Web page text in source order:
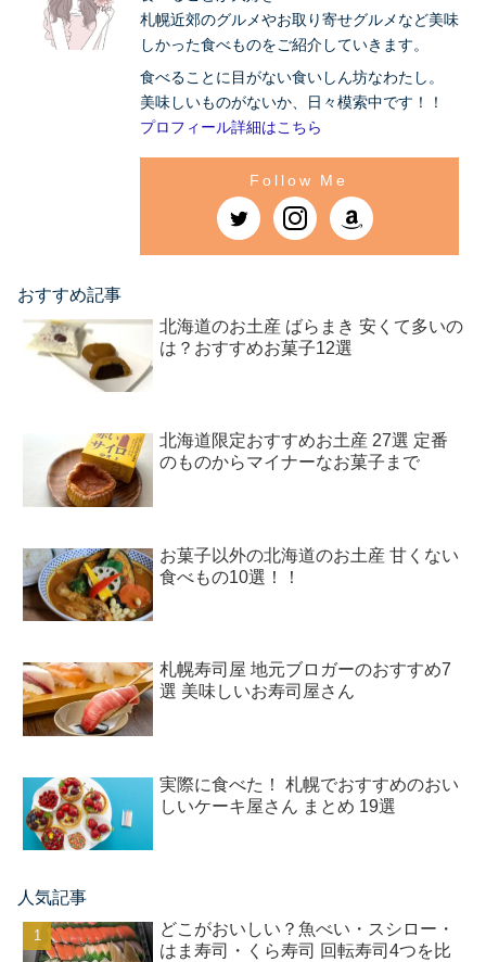
札幌近郊のグルメやお取り寄せグルメなど美味
しかった食べものをご紹介していきます。
食べることに目がない食いしん坊なわたし。
美味しいものがないか、日々模索中です！！
プロフィール詳細はこちら
おすすめ記事
北海道のお土産 ばらまき 安くて多いの
は？おすすめお菓子12選
北海道限定おすすめお土産 27選 定番
のものからマイナーなお菓子まで
お菓子以外の北海道のお土産 甘くない
食べもの10選！！
札幌寿司屋 地元ブロガーのおすすめ7
選 美味しいお寿司屋さん
実際に食べた！ 札幌でおすすめのおい
しいケーキ屋さん まとめ 19選
人気記事
どこがおいしい？魚べい・スシロー・
はま寿司・くら寿司 回転寿司4つを比